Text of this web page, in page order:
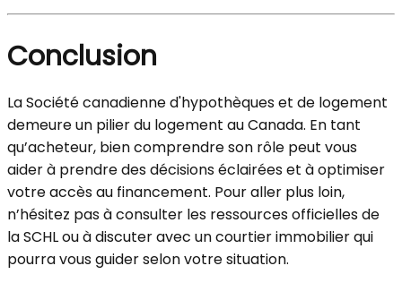
Conclusion
La Société canadienne d'hypothèques et de logement
demeure un pilier du logement au Canada. En tant
qu’acheteur, bien comprendre son rôle peut vous
aider à prendre des décisions éclairées et à optimiser
votre accès au financement. Pour aller plus loin,
n’hésitez pas à consulter les ressources officielles de
la SCHL ou à discuter avec un courtier immobilier qui
pourra vous guider selon votre situation.